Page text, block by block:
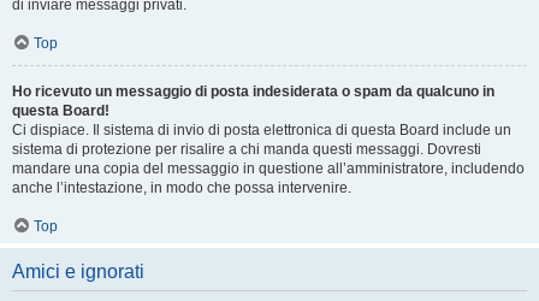
di inviare messaggi privati​​.
Top
Ho ricevuto un messaggio di posta indesiderata o spam da qualcuno in
questa Board!
Ci dispiace. Il sistema di invio di posta elettronica di questa Board include un
sistema di protezione per risalire a chi manda questi messaggi. Dovresti
mandare una copia del messaggio in questione all’amministratore, includendo
anche l’intestazione, in modo che possa intervenire.
Top
Amici e ignorati